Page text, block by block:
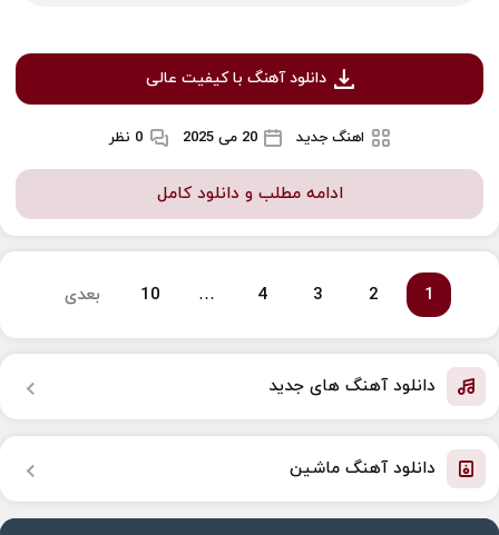
دانلود آهنگ با کیفیت عالی
اهنگ جدید 20 می 2025 0 نظر
ادامه مطلب و دانلود کامل
1
2
3
4
…
10 بعدی
دانلود آهنگ های جدید
دانلود آهنگ ماشین